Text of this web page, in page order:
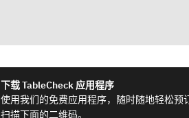
下载 TableCheck 应用程序
使用我们的免费应用程序，随时随地轻松预
扫描下面的二维码。